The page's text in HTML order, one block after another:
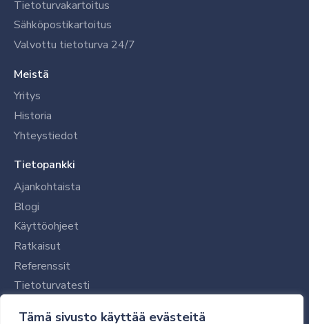
Tämä sivusto käyttää evästeitä
Tietoturvakartoitus
Sähköpostikartoitus
Valvottu tietoturva 24/7
Meistä
Yritys
Historia
Yhteystiedot
Tietopankki
Ajankohtaista
Blogi
Käyttöohjeet
Ratkaisut
Referenssit
Tietoturvatesti
Tilaajalle